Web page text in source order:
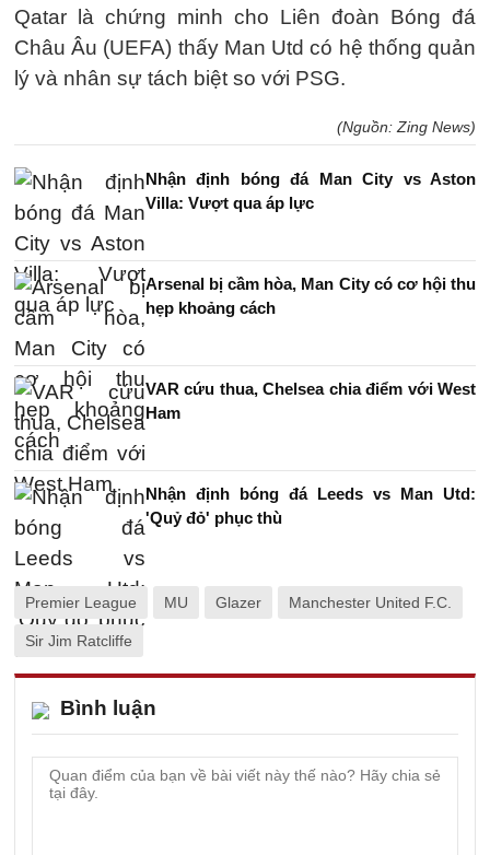
Qatar là chứng minh cho Liên đoàn Bóng đá
Châu Âu (UEFA) thấy Man Utd có hệ thống quản
lý và nhân sự tách biệt so với PSG.
(Nguồn: Zing News)
Nhận định bóng đá Man City vs Aston
Villa: Vượt qua áp lực
Arsenal bị cầm hòa, Man City có cơ hội thu
hẹp khoảng cách
VAR cứu thua, Chelsea chia điểm với West
Ham
Nhận định bóng đá Leeds vs Man Utd:
'Quỷ đỏ' phục thù
Premier League MU Glazer Manchester United F.C.
Sir Jim Ratcliffe
Bình luận